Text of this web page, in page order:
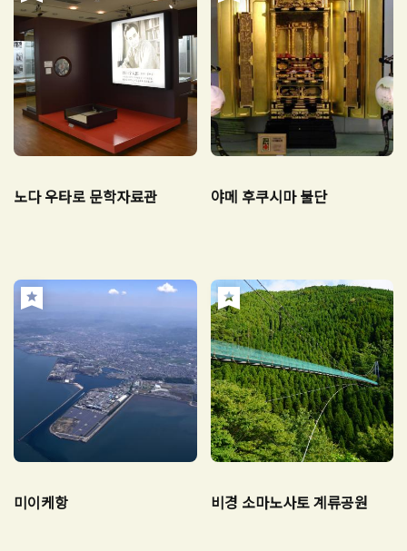
노다 우타로 문학자료관 야메 후쿠시마 불단
미이케항 비경 소마노사토 계류공원